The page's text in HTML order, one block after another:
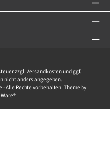
zzgl. Versandkostenund ggf.
nicht anders angegeben.
Alle Rechte vorbehalten. Theme by